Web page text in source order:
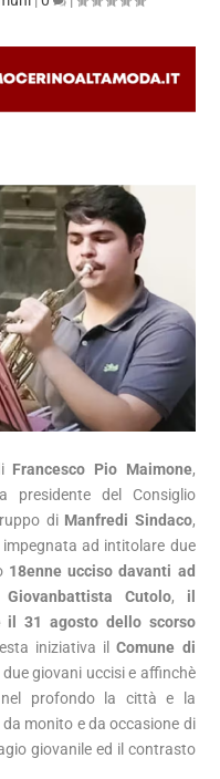
Francesco Pio Maimone,
presidente del Consiglio
di Manfredi Sindaco,
impegnata ad intitolare due
18enne ucciso davanti ad
Cutolo, il
il 31 agosto dello scorso
iniziativa ilComune di
giovani uccisi e affinchè
profondo la città e la
monito e da occasione di
giovanile ed il contrasto